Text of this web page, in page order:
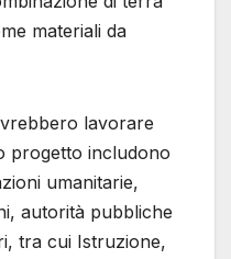
materiali da
lavorare
progetto includono
umanitarie,
autorità pubbliche
tra cui Istruzione,